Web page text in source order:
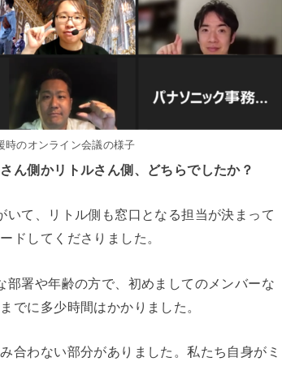
時のオンライン会議の様子
ん側かリトルさん側、どちらでしたか？
て、リトル側も窓口となる担当が決まって
ドしてくださりました。
署や年齢の方で、初めましてのメンバーな
でに多少時間はかかりました。
合わない部分がありました。私たち自身がミ